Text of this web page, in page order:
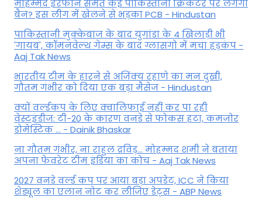
मोहम्मद इरफान समेत कई पाकिस्तानी क्रिकेटर पर लगेगा
बैन? इस लीग में खेलने से भड़का PCB - Hindustan
पाकिस्तानी मुक्केबाज के बाद युगांडा के 4 खिलाड़ी भी
'गायब', कॉमनवेल्थ गेम्स के बाद ग्लासगो में मचा हड़कंप -
Aaj Tak News
भारतीय टीम के हारने से अजिंक्य रहाणे का मन दुखी,
गौतम गंभीर को दिया एक बड़ा मैसेज - Hindustan
क्यों वर्ल्डकप के लिए क्वालिफाई नहीं कर पा रही
वेस्टइंडीज: टी-20 के कारण वनडे से फोकस हटा, कमजोर
डोमेस्टिक ... - Dainik Bhaskar
ना गौतम गंभीर, ना राहुल द्रव‍िड़... मोहम्मद शमी ने बताया
अपना फेवरेट टीम इंड‍िया का कोच - Aaj Tak News
2027 वनडे वर्ल्ड कप पर आया बड़ा अपडेट, ICC ने किया
शेड्यूल का एलान नोट कर लीजिए डेट्स - ABP News